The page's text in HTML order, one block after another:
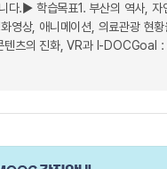
다.▶ 학습목표1. 부산의 역사,
영상, 애니메이션, 의료관광
츠의 진화, VR과 I-DOCGoal